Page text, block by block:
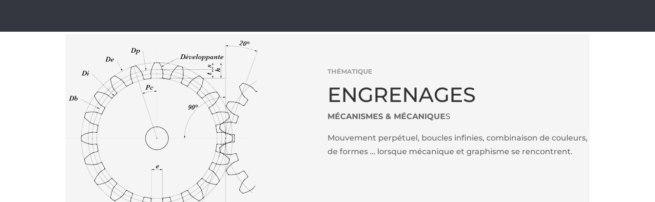
THÉMATIQUE
ENGRENAGES
MÉCANISMES & MÉCANIQUES
Mouvement perpétuel, boucles infinies, combinaison de couleurs,
de formes … lorsque mécanique et graphisme se rencontrent.